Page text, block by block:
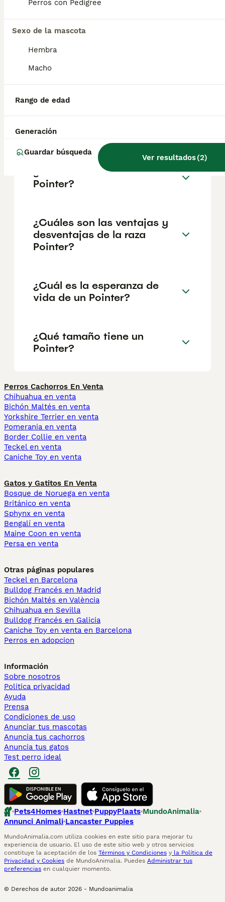
Perros con Pedigree
Sexo de la mascota
Hembra
Macho
Rango de edad
Generación
Guardar búsqueda
Ver resultados(2)
¿Cuánto cuesta un cachorro
de Pointer?
España es de aproximadamente 202€,
criador y la ubicación.
¿Cómo es el carácter de
Pointer?
¿Cuáles son las ventajas y
desventajas de la raza
Pointer?
¿Cuál es la esperanza de
vida de un Pointer?
¿Qué tamaño tiene un
Pointer?
Perros Cachorros En Venta
Chihuahua en venta
Bichón Maltés en venta
Yorkshire Terrier en venta
Pomerania en venta
Border Collie en venta
Teckel en venta
Caniche Toy en venta
Gatos y Gatitos En Venta
Bosque de Noruega en venta
Británico en venta
Sphynx en venta
Bengalí en venta
Maine Coon en venta
Persa en venta
Otras páginas populares
Teckel en Barcelona
Bulldog Francés en Madrid
Bichón Maltés en València
Chihuahua en Sevilla
Bulldog Francés en Galicia
Caniche Toy en venta en Barcelona
Perros en adopcion
Información
Sobre nosotros
Politica privacidad
Ayuda
Prensa
Condiciones de uso
Anunciar tus mascotas
Anuncia tus cachorros
Anuncia tus gatos
Test perro ideal
Pets4Homes Hastnet PuppyPlaats MundoAnimalia
Annunci Animali Lancaster Puppies
MundoAnimalia.com utiliza cookies en este sitio para mejorar tu
experiencia de usuario. El uso de este sitio web y otros servicios
constituye la aceptación de los Términos y Condiciones y la Política de
Privacidad y Cookies de MundoAnimalia. Puedes Administrar tus
preferencias en cualquier momento.
© Derechos de autor 2026 - Mundoanimalia